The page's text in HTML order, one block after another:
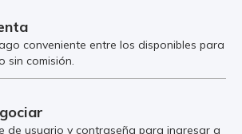
conveniente entre los disponibles para
sin comisión.
de usuario y contraseña para ingresar a